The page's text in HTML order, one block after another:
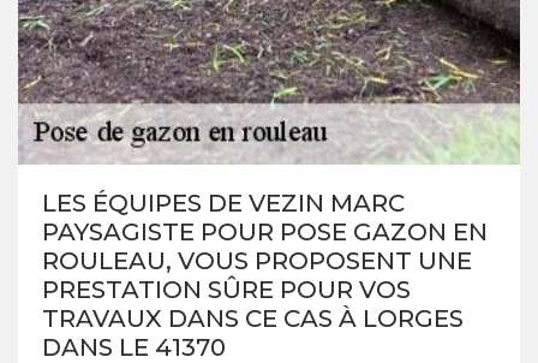
LES ÉQUIPES DE VEZIN MARC
PAYSAGISTE POUR POSE GAZON EN
ROULEAU, VOUS PROPOSENT UNE
PRESTATION SÛRE POUR VOS
TRAVAUX DANS CE CAS À LORGES
DANS LE 41370